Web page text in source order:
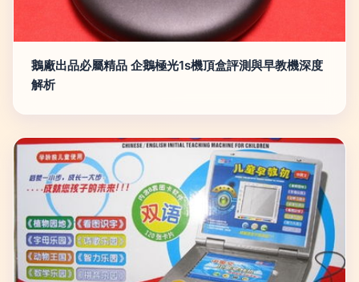
鵝廠出品必屬精品 企鵝極光1s機頂盒評測與早教機深度
解析